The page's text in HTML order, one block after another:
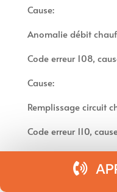
Cause:
Anomalie débit
Code erreur 108,
Cause:
Remplissage circuit
Code erreur 110,
Cause:
Défaut sonde sortie